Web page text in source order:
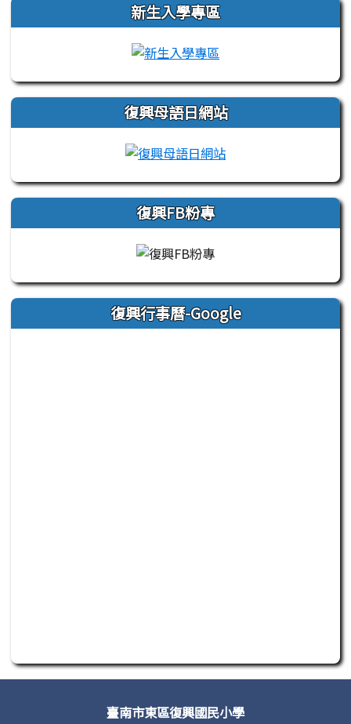
新生入學專區
復興母語日網站
link to https://
復興FB粉專
復興行事曆-Google
此為活動行程日曆，若無法正常讀取或操作，請聯繫管理單
頁尾區域內容臺南市東區復興國民小學